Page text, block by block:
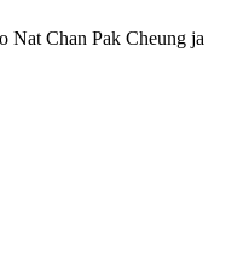
Nat Chan Pak Cheung ja